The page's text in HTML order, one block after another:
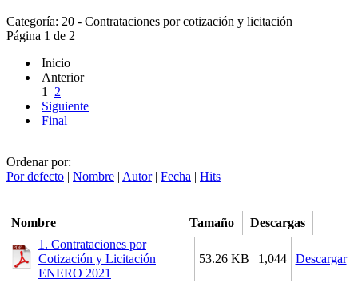
Categoría: 20 - Contrataciones por cotización y licitación
Página 1 de 2
Inicio
Anterior
1 2
Siguiente
Final
Ordenar por:
Por defecto | Nombre | Autor| Fecha | Hits
Nombre Tamaño
Descargas
1. Contrataciones por
Cotización y Licitación
ENERO 2021
53.26 KB 1,044 Descargar